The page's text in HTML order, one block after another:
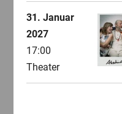
31. Januar
2027
17:00
Theater